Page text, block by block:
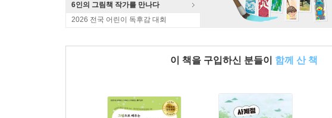
6인의 그림책 작가를 만나다
2026 전국 어린이 독후감 대회
이 책을 구입하신 분들이 함께 산 책